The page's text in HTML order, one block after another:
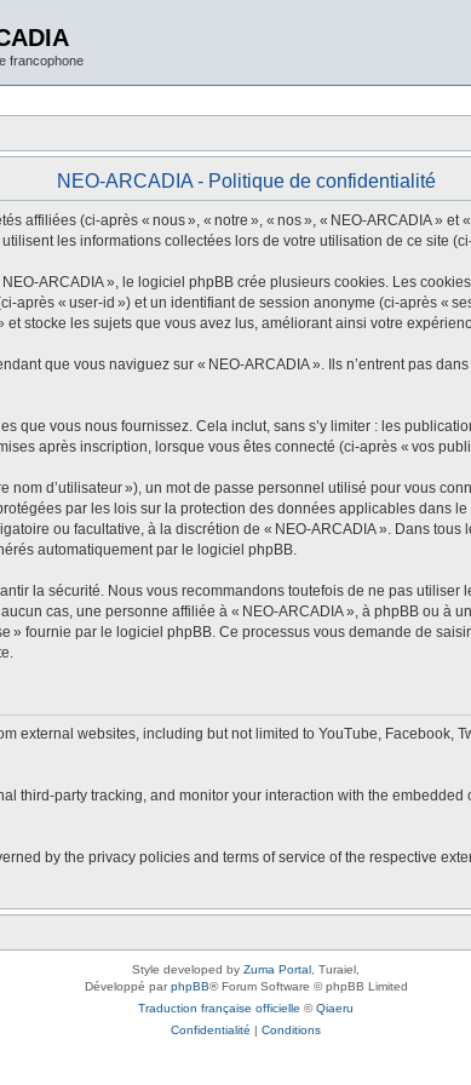
francophone
NEO-ARCADIA - Politique de confidentialité
affiliées (ci-après « nous », « notre », « nos », « NEO-ARCADIA »
les informations collectées lors de votre utilisation de ce site
ARCADIA », le logiciel phpBB crée plusieurs cookies. Les
« user-id ») et un identifiant de session anonyme (ci-après «
stocke les sujets que vous avez lus, améliorant ainsi votre
que vous naviguez sur « NEO-ARCADIA ». Ils n’entrent pas
vous nous fournissez. Cela inclut, sans s’y limiter : les
après inscription, lorsque vous êtes connecté (ci-après « vos
d’utilisateur »), un mot de passe personnel utilisé pour vous
par les lois sur la protection des données applicables dans
ou facultative, à la discrétion de « NEO-ARCADIA ». Dans
automatiquement par le logiciel phpBB.
la sécurité. Nous vous recommandons toutefois de ne pas
cas, une personne affiliée à « NEO-ARCADIA », à phpBB ou à
» fournie par le logiciel phpBB. Ce processus vous demande de
external websites, including but not limited to YouTube, Facebook,
third-party tracking, and monitor your interaction with the
by the privacy policies and terms of service of the respective
Style developed by Zuma Portal , Turaiel,
Développé parphpBB® Forum Software © phpBB Limited
Traduction française officielle ©Qiaeru
Confidentialité | Conditions